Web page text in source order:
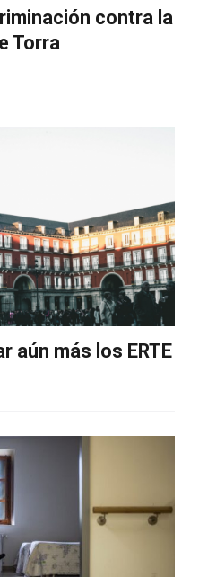
contra la
Torra
aún más los ERTE